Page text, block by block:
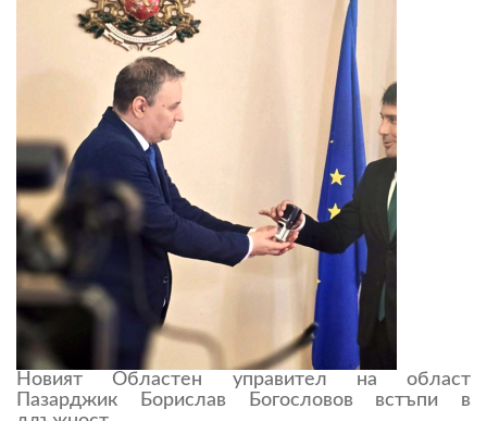
Новият Областен управител на област
Пазарджик Борислав Богословов встъпи в